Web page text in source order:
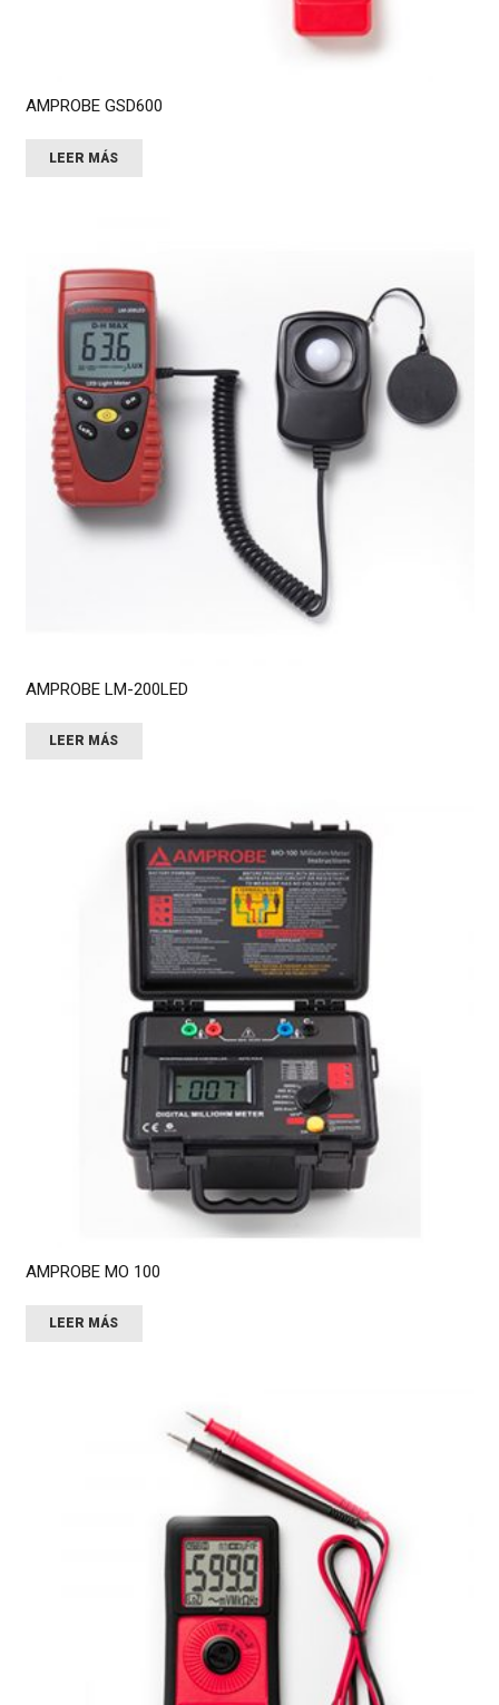
AMPROBE GSD600
LEER MÁS
AMPROBE LM-200LED
LEER MÁS
AMPROBE MO 100
LEER MÁS